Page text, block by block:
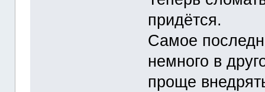
придётся.
Самое
немного в
проще